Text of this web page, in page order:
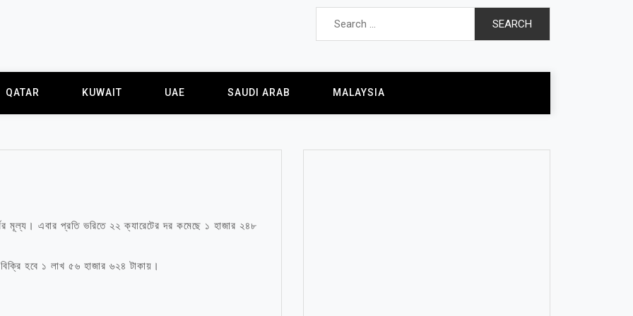
Search
QATAR KUWAIT UAE SAUDI ARAB MALAYSIA
মূল্য। এবার প্রতি ভরিতে ২২ ক্যারেটের দর কমেছে ১ হাজার ২৪৮
হবে ১ লাখ ৫৬ হাজার ৬২৪ টাকায়।